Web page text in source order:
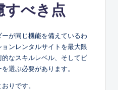
すべき点
が同じ機能を備えているわ
ンレンタルサイトを最大限
なスキルレベル、そしてビ
選ぶ必要があります。
りです。